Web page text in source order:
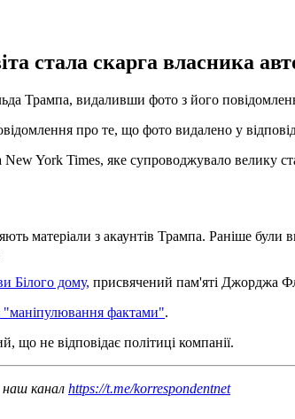
стала скарга власника
Трампа, видаливши фото з його
про те, що фото видалено у
York Times, яке супроводжувало велику
матеріали з акаунтів Трампа. Раніше були
Білого дому, присвячений пам'яті Джорджа
"маніпулювання фактами".
що не відповідає політиці компанії.
наш канал https://t.me/korrespondentnet